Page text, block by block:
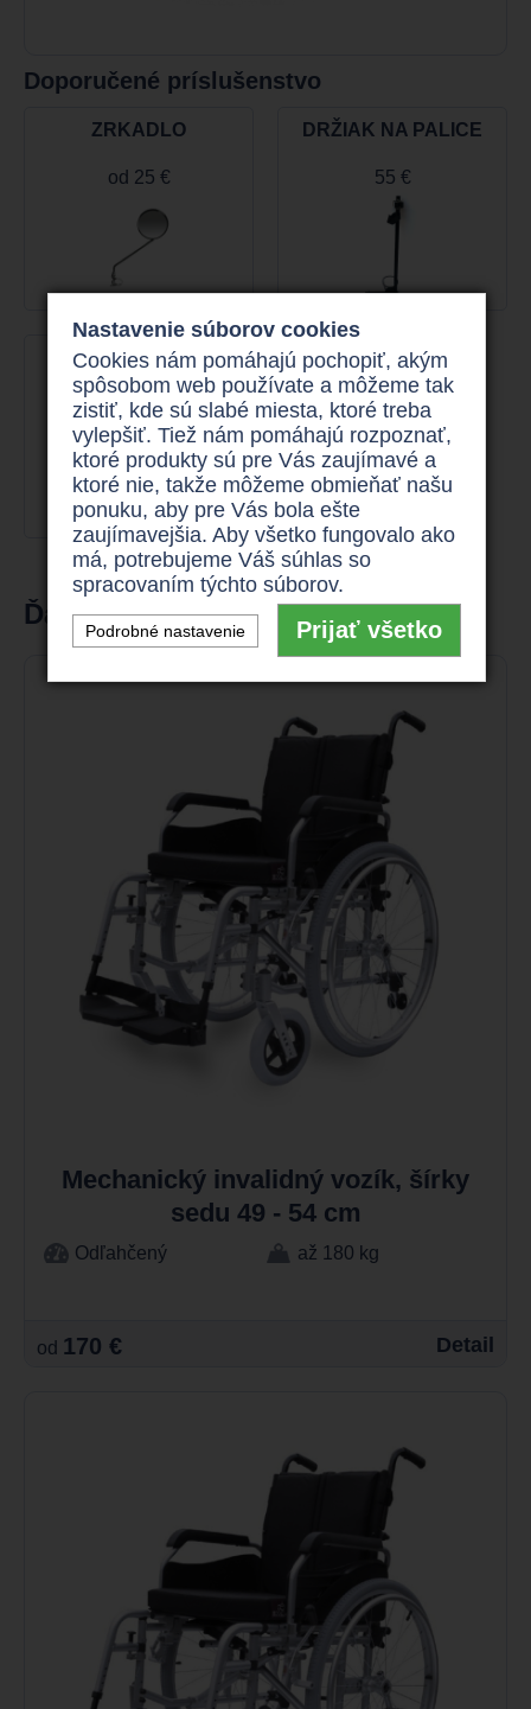
Doporučené príslušenstvo
ZRKADLO
od 25 €
DRŽIAK NA PALICE
55 €
DRÔTENÝ KOŠÍK
80 €
Ďalšie produkty v kategórii
Mechanický invalidný vozík, šírky
sedu 49 - 54 cm
Odľahčený až 180 kg
od 170 € Detail
Nastavenie súborov cookies
Cookies nám pomáhajú pochopiť, akým
spôsobom web používate a môžeme tak
zistiť, kde sú slabé miesta, ktoré treba
vylepšiť. Tiež nám pomáhajú rozpoznať,
ktoré produkty sú pre Vás zaujímavé a
ktoré nie, takže môžeme obmieňať našu
ponuku, aby pre Vás bola ešte
zaujímavejšia. Aby všetko fungovalo ako
má, potrebujeme Váš súhlas so
spracovaním týchto súborov.
Podrobné nastavenie Prijať všetko